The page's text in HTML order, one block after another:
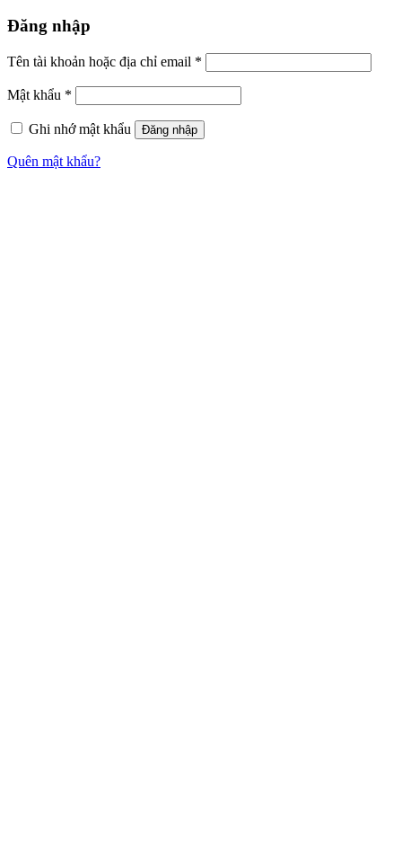
Đăng nhập
Tên tài khoản hoặc địa chỉ email *
Mật khẩu *
Ghi nhớ mật khẩu Đăng nhập
Quên mật khẩu?